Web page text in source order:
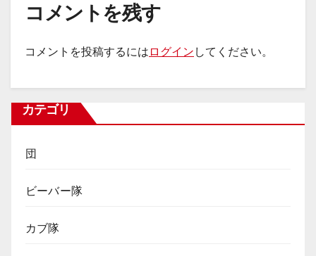
コメントを残す
コメントを投稿するには ログイン してください。
カテゴリ
団
ビーバー隊
カブ隊